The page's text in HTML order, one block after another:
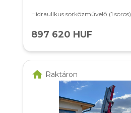
Hidraulikus sorközművelő (1 soros)
897 620 HUF
home Raktáron